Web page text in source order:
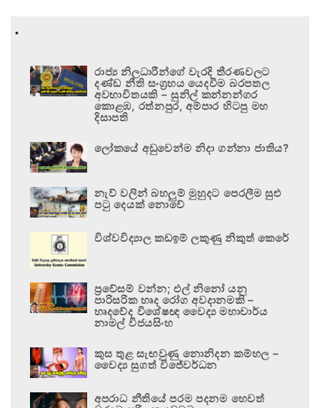
.
රාජ්‍ය නිලධාරීන්ගේ වැරදි තීරණවලට
දණ්ඩ නීති සංග්‍රහය යෙදවීම බරපතල
අවභාවිතයකි – සුනිල් කන්නන්ගර
කොළඹ, රත්නපුර, අම්පාර හිටපු මහ
දිසාපති
ලෝකයේ අඩුවෙන්ම නිදා ගන්නා ජාතිය?
නැව් වලින් බහලුම් මුහුදට පෙරලීම සුළු
පටු දෙයක් නොවේ
විශ්වවිද්‍යාල කඩඉම් ලකුණු නිකුත් කෙරේ
ප්‍රවේසම් වන්න; එල් නිනෝ යනු
පාරිසරික හෘද රෝග අවදානමකි –
හෘදවේද විශේෂඥ වෛද්‍ය මහාචාර්ය
නාමල් විජයසිංහ
කුස තුළ සැඟවුණු නොනිදන කම්හල –
වෛද්‍ය සුගත් විජේවර්ධන
අපරාධ නීතියේ පරම පදනම හෙවත්